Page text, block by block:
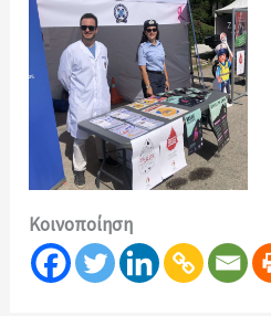
Κοινοποίηση